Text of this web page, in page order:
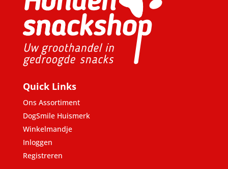
Quick Links
Ons Assortiment
DogSmile Huismerk
Winkelmandje
Inloggen
Registreren